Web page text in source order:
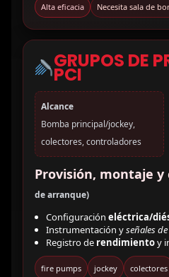
Alta eficacia Necesita sala de
GRUPOS DE
PCI
Alcance
Bomba principal/jockey,
colectores, controladores
Provisión, montaje y
de arranque)
Configuración eléctrica/
Instrumentación yseñales
Registro de rendimientoy
fire pumps jockey colectores